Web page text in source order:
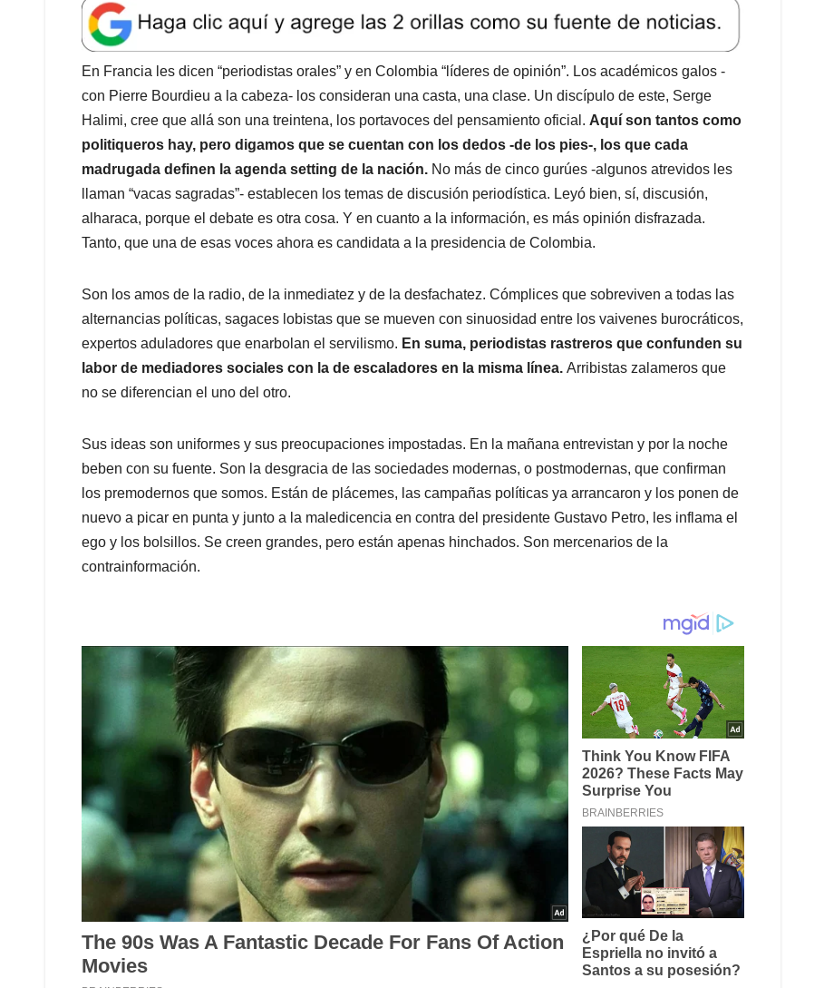
a
t
s
A
p
p
e
b
o
o
k
k
e
d
I
n
l
e
a
d
s
En Francia les dicen “periodistas orales” y en Colombia “líderes de opinión”. Los académicos galos -
con Pierre Bourdieu a la cabeza- los consideran una casta, una clase. Un discípulo de este, Serge
Halimi, cree que allá son una treintena, los portavoces del pensamiento oficial. Aquí son tantos como
politiqueros hay, pero digamos que se cuentan con los dedos -de los pies-, los que cada
madrugada definen la agenda setting de la nación. No más de cinco gurúes -algunos atrevidos les
llaman “vacas sagradas”- establecen los temas de discusión periodística. Leyó bien, sí, discusión,
alharaca, porque el debate es otra cosa. Y en cuanto a la información, es más opinión disfrazada.
Tanto, que una de esas voces ahora es candidata a la presidencia de Colombia.
Son los amos de la radio, de la inmediatez y de la desfachatez. Cómplices que sobreviven a todas las
alternancias políticas, sagaces lobistas que se mueven con sinuosidad entre los vaivenes burocráticos,
expertos aduladores que enarbolan el servilismo. En suma, periodistas rastreros que confunden su
labor de mediadores sociales con la de escaladores en la misma línea. Arribistas zalameros que
no se diferencian el uno del otro.
Sus ideas son uniformes y sus preocupaciones impostadas. En la mañana entrevistan y por la noche
beben con su fuente. Son la desgracia de las sociedades modernas, o postmodernas, que confirman
los premodernos que somos. Están de plácemes, las campañas políticas ya arrancaron y los ponen de
nuevo a picar en punta y junto a la maledicencia en contra del presidente Gustavo Petro, les inflama el
ego y los bolsillos. Se creen grandes, pero están apenas hinchados. Son mercenarios de la
contrainformación.